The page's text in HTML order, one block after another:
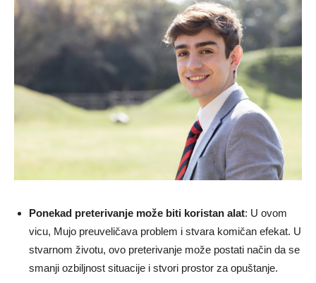
Ponekad preterivanje može biti koristan alat: U ovom
vicu, Mujo preuveličava problem i stvara komičan efekat. U
stvarnom životu, ovo preterivanje može postati način da se
smanji ozbiljnost situacije i stvori prostor za opuštanje.